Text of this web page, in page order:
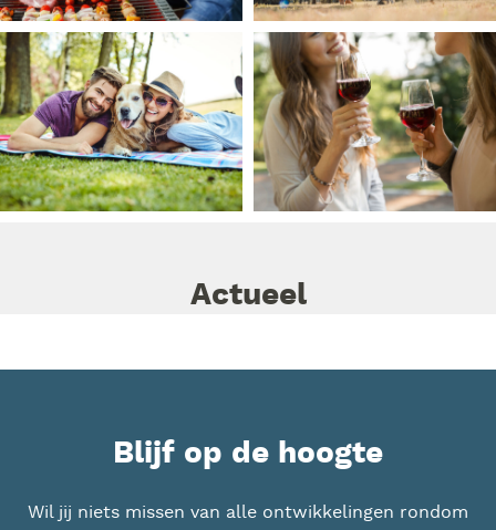
Actueel
Blijf op de hoogte
Wil jij niets missen van alle ontwikkelingen rondom